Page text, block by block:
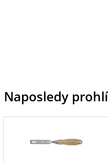
Naposledy